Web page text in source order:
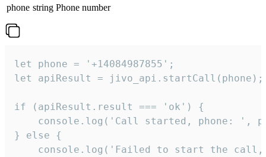
phone string Phone number
let phone = '+14084987855';
let apiResult = jivo_api.startCall(phone);
if (apiResult.result === 'ok') {
console.log('Call started, phone: ',
} else {
console.log('Failed to start the